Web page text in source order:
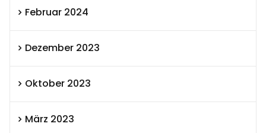
Februar 2024
Dezember 2023
Oktober 2023
März 2023